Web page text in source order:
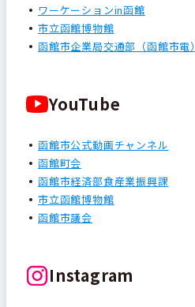
ワーケーションin函館
市立函館博物館
函館市企業局交通部（函館市電）
YouTube
函館市公式動画チャンネル
函館町会
函館市経済部食産業振興課
市立函館博物館
函館市議会
Instagram